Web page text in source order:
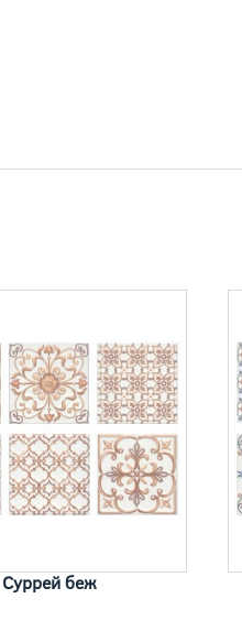
Суррей беж